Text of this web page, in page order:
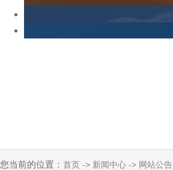
您当前的位置： 首页 -> 新闻中心 -> 网站公告